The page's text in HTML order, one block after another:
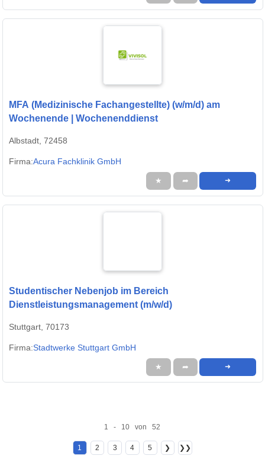
MFA (Medizinische Fachangestellte) (w/m/d) am
Wochenende | Wochenenddienst
Albstadt, 72458
Firma:Acura Fachklinik GmbH
★ ➦ ➜
Studentischer Nebenjob im Bereich
Dienstleistungsmanagement (m/w/d)
Stuttgart, 70173
Firma:Stadtwerke Stuttgart GmbH
★ ➦ ➜
1 - 10 von 52
1 2 3 4 5 ❯ ❯❯